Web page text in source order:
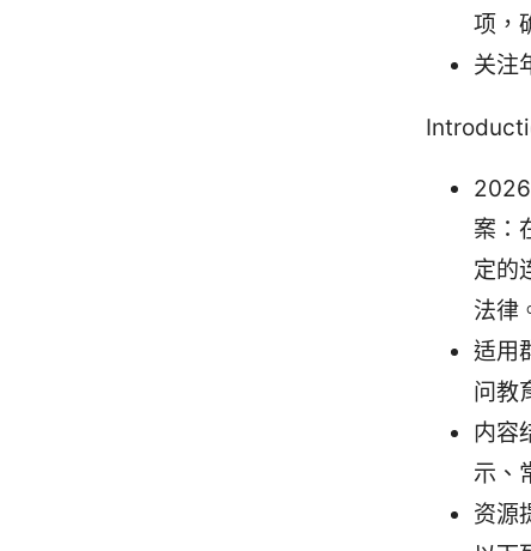
项，
关注
案：
定的
法律
适用
问教
内容
示、
资源